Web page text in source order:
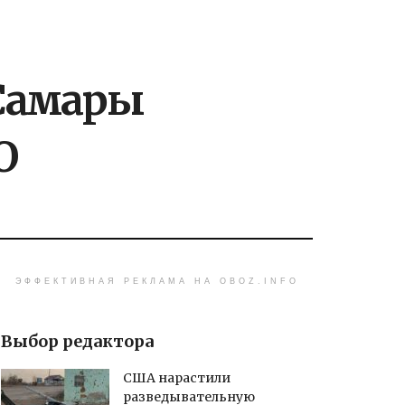
ЭФФЕКТИВНАЯ РЕКЛАМА НА OBOZ.INFO
Выбор редактора
США нарастили
разведывательную